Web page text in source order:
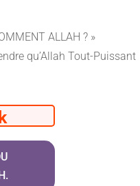
ALLAH ? »
qu’Allah Tout-Puissant